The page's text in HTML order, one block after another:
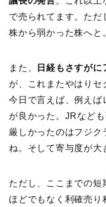
で売られてます。ただ
株から弱かった株へと。
また、
日経もさすが
が、これまたやはりセ
今日で言えば、例えば
が良かった。JRなど
厳しかったのはフジク
ね。そして寄与度が大
ただし、ここまでの短
ほどでもなく利確売り